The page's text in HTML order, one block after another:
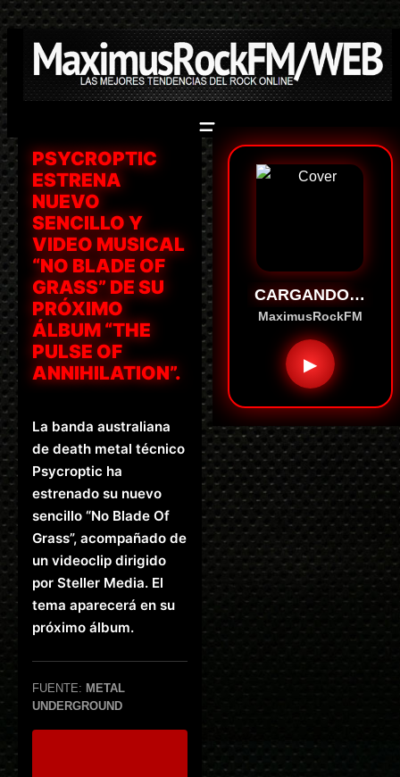
Saltar
al
contenido
PSYCROPTIC
ESTRENA
NUEVO
SENCILLO Y
VIDEO MUSICAL
“NO BLADE OF
GRASS” DE SU
PRÓXIMO
ÁLBUM “THE
PULSE OF
ANNIHILATION”.
La banda australiana
de death metal técnico
Psycroptic ha
estrenado su nuevo
sencillo “No Blade Of
Grass”, acompañado de
un videoclip dirigido
por Steller Media. El
tema aparecerá en su
próximo álbum.
FUENTE: METAL
UNDERGROUND
CARGANDO…
MaximusRockFM
▶